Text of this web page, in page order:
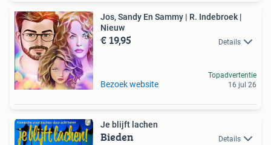
Jos, Sandy En Sammy | R. Indebroek |
Nieuw
€ 19,95 Details
Bezoek website
Topadvertentie
16 jul 26
Je blijft lachen
Bieden Details